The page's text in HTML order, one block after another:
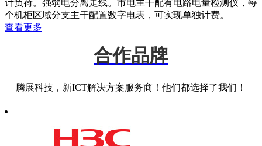
计负荷。强弱电分离走线。市电主干配有电路电量检测仪，每
个机柜区域分支主干配置数字电表，可实现单独计费。
查看更多
合作品牌
腾展科技，新ICT解决方案服务商！他们都选择了我们！